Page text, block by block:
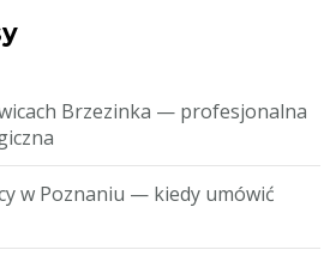
Brzezinka — profesjonalna
w Poznaniu — kiedy umówić